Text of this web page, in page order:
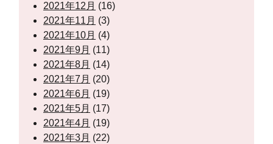
2021年12月 (16)
2021年11月 (3)
2021年10月 (4)
2021年9月 (11)
2021年8月 (14)
2021年7月 (20)
2021年6月 (19)
2021年5月 (17)
2021年4月 (19)
2021年3月 (22)